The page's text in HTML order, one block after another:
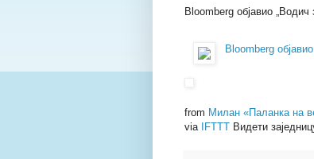
Bloomberg објавио
Bloomberg
from Милан «Паланка на
via IFTTT Видети